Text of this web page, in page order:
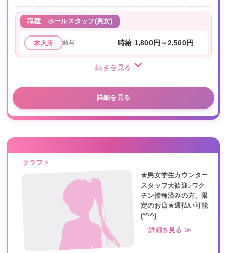
職種 ホールスタッフ(男女)
本入店 給与 時給 1,800円～2,500円
続きを見る
詳細を見る
クラフト
★男女学生カウンター
スタッフ大歓迎♪ワク
チン接種済みの方、限
定のお店★週払い可能
(*^^)
詳細を見る ≫